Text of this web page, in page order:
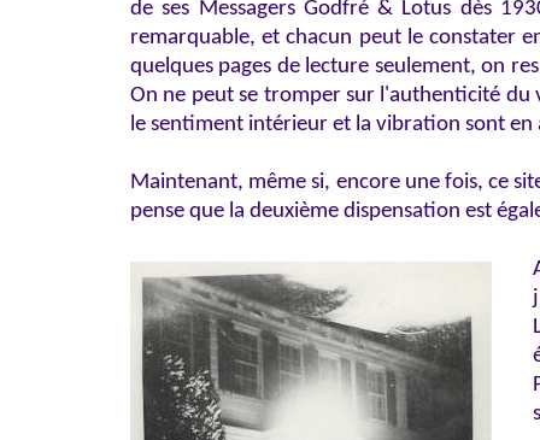
de ses Messagers Godfré & Lotus dès
remarquable, et chacun peut le constater
quelques pages de lecture seulement, on
On ne peut se tromper sur l'authenticité du
le sentiment intérieur et la vibration sont en
Maintenant, même si, encore une fois, ce
pense que la deuxième dispensation est